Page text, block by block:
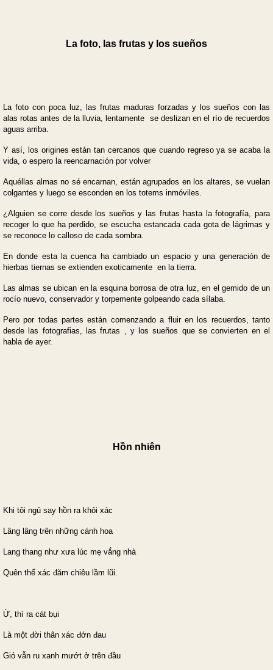
La foto, las frutas y los sueños
La foto con poca luz, las frutas maduras forzadas y los sueños con las
alas rotas antes de la lluvia, lentamente se deslizan en el río de recuerdos
aguas arriba.
Y así, los origines están tan cercanos que cuando regreso ya se acaba la
vida, o espero la reencarnación por volver
Aquéllas almas no sé encarnan, están agrupados en los altares, se vuelan
colgantes y luego se esconden en los totems inmóviles.
¿Alguien se corre desde los sueños y las frutas hasta la fotografía, para
recoger lo que ha perdido, se escucha estancada cada gota de lágrimas y
se reconoce lo calloso de cada sombra.
En donde esta la cuenca ha cambiado un espacio y una generación de
hierbas tiernas se extienden exoticamente en la tierra.
Las almas se ubican en la esquina borrosa de otra luz, en el gemido de un
rocío nuevo, conservador y torpemente golpeando cada sílaba.
Pero por todas partes están comenzando a fluir en los recuerdos, tanto
desde las fotografias, las frutas , y los sueños que se convierten en el
habla de ayer.
Hồn nhiên
Khi tôi ngủ say hồn ra khỏi xác
Lâng lâng trên những cánh hoa
Lang thang như xưa lúc mẹ vắng nhà
Quên thể xác đăm chiêu lầm lũi.
Ừ, thì ra cát bụi
Là một đời thân xác đớn đau
Gió vẫn ru xanh mướt ở trên đầu